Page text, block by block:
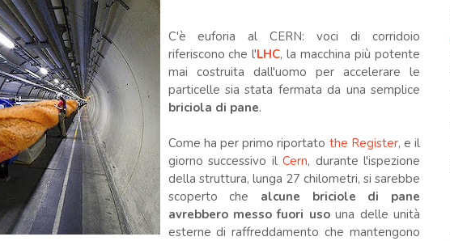
C'è euforia al CERN: voci di corridoio
riferiscono che l'LHC, la macchina più potente
mai costruita dall'uomo per accelerare le
particelle sia stata fermata da una semplice
briciola di pane.
Come ha per primo riportato the Register, e il
giorno successivo ilCern, durante l'ispezione
della struttura, lunga 27 chilometri, si sarebbe
scoperto che alcune briciole di pane
avrebbero messo fuori usouna delle unità
esterne di raffreddamento che mantengono